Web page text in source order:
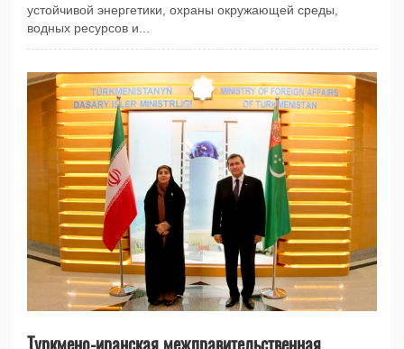
устойчивой энергетики, охраны окружающей среды,
водных ресурсов и...